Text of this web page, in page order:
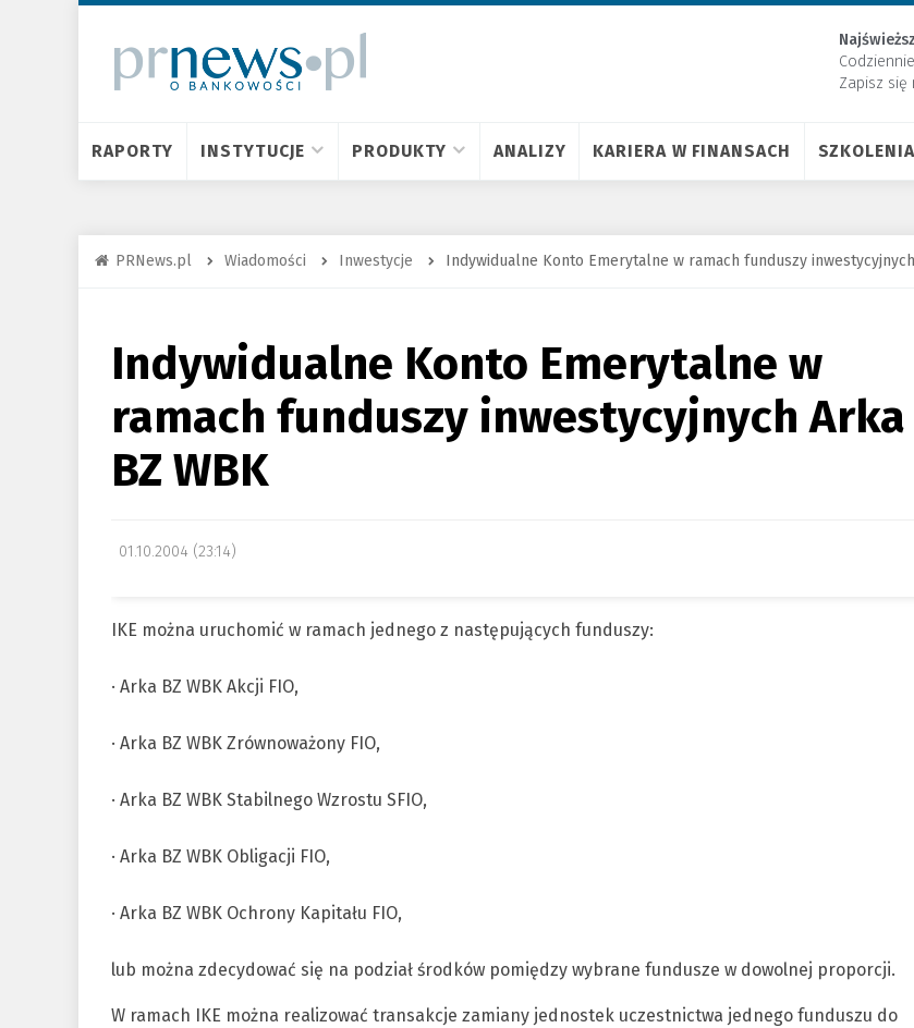
Zapisz się
RAPORTY INSTYTUCJE PRODUKTY ANALIZY KARIERA W FINANSACH SZKOLENIA
PRNews.pl Wiadomości Inwestycje Indywidualne Konto Emerytalne w ramach funduszy
Indywidualne Konto Emerytalne w
ramach funduszy inwestycyjnych Arka
BZ WBK
01.10.2004 (23:14)
IKE można uruchomić w ramach jednego z następujących funduszy:
· Arka BZ WBK Akcji FIO,
· Arka BZ WBK Zrównoważony FIO,
· Arka BZ WBK Stabilnego Wzrostu SFIO,
· Arka BZ WBK Obligacji FIO,
· Arka BZ WBK Ochrony Kapitału FIO,
lub można zdecydować się na podział środków pomiędzy wybrane fundusze w dowolnej proporcji.
W ramach IKE można realizować transakcje zamiany jednostek uczestnictwa jednego funduszu do